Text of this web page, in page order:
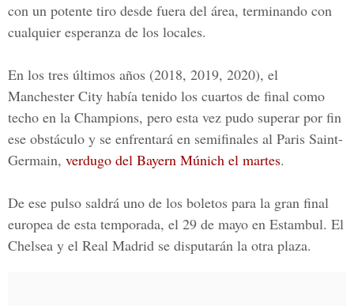
con un potente tiro desde fuera del área, terminando con
cualquier esperanza de los locales.
En los tres últimos años (2018, 2019, 2020), el
Manchester City había tenido los cuartos de final como
techo en la Champions, pero esta vez pudo superar por fin
ese obstáculo y se enfrentará en semifinales al Paris Saint-
Germain, verdugo del Bayern Múnich el martes.
De ese pulso saldrá uno de los boletos para la gran final
europea de esta temporada, el 29 de mayo en Estambul. El
Chelsea y el Real Madrid se disputarán la otra plaza.